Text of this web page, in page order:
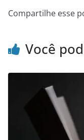
Compartilhe esse
Você